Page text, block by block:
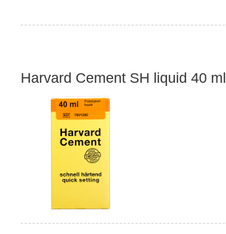
Harvard Cement SH liquid 40 ml